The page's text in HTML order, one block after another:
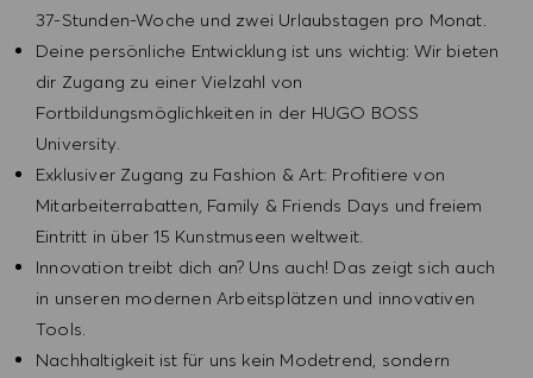
37-Stunden-Woche und zwei Urlaubstagen pro Monat.
Deine persönliche Entwicklung ist uns wichtig: Wir bieten
dir Zugang zu einer Vielzahl von
Fortbildungsmöglichkeiten in der HUGO BOSS
University.
Exklusiver Zugang zu Fashion & Art: Profitiere von
Mitarbeiterrabatten, Family & Friends Days und freiem
Eintritt in über 15 Kunstmuseen weltweit.
Innovation treibt dich an? Uns auch! Das zeigt sich auch
in unseren modernen Arbeitsplätzen und innovativen
Tools.
Nachhaltigkeit ist für uns kein Modetrend, sondern